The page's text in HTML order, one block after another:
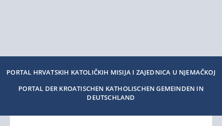
PORTAL HRVATSKIH KATOLIČKIH MISIJA I ZAJEDNICA U NJEMAČKOJ
PORTAL DER KROATISCHEN KATHOLISCHEN GEMEINDEN IN
DEUTSCHLAND